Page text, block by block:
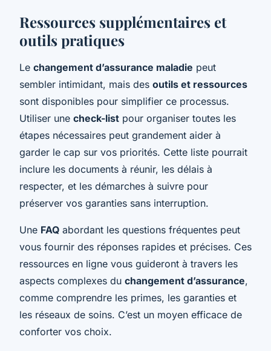
Ressources supplémentaires et
outils pratiques
Le changement d’assurance maladie peut
sembler intimidant, mais des outils et ressources
sont disponibles pour simplifier ce processus.
Utiliser une check-list pour organiser toutes les
étapes nécessaires peut grandement aider à
garder le cap sur vos priorités. Cette liste pourrait
inclure les documents à réunir, les délais à
respecter, et les démarches à suivre pour
préserver vos garanties sans interruption.
Une FAQ abordant les questions fréquentes peut
vous fournir des réponses rapides et précises. Ces
ressources en ligne vous guideront à travers les
aspects complexes du changement d’assurance,
comme comprendre les primes, les garanties et
les réseaux de soins. C’est un moyen efficace de
conforter vos choix.